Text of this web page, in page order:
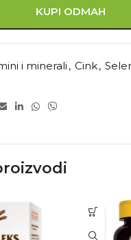
KUPI ODMAH
i minerali , Cink,